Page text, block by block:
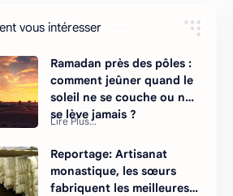
vous intéresser
Ramadan près des pôles :
comment jeûner quand le
soleil ne se couche ou ne
se lève jamais ?
Reportage: Artisanat
monastique, les sœurs
fabriquent les meilleures